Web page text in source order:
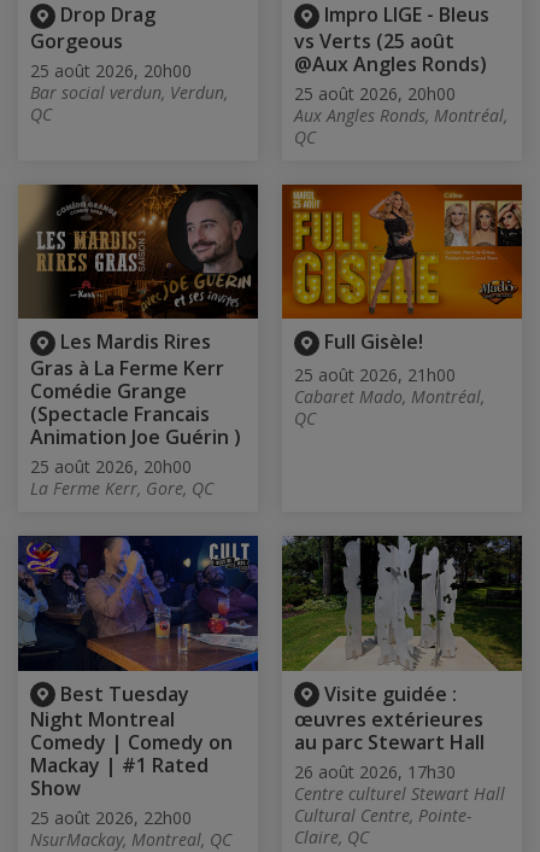
Drop Drag
Gorgeous
25 août 2026, 20h00
Bar social verdun, Verdun,
QC
Impro LIGE - Bleus
vs Verts (25 août
@Aux Angles Ronds)
25 août 2026, 20h00
Aux Angles Ronds, Montréal,
QC
Les Mardis Rires
Gras à La Ferme Kerr
Comédie Grange
(Spectacle Francais
Animation Joe Guérin )
25 août 2026, 20h00
La Ferme Kerr, Gore, QC
Full Gisèle!
25 août 2026, 21h00
Cabaret Mado, Montréal,
QC
Best Tuesday
Night Montreal
Comedy | Comedy on
Mackay | #1 Rated
Show
25 août 2026, 22h00
NsurMackay, Montreal, QC
Visite guidée :
œuvres extérieures
au parc Stewart Hall
26 août 2026, 17h30
Centre culturel Stewart Hall
Cultural Centre, Pointe-
Claire, QC